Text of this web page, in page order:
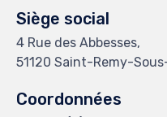
Siège social
4 Rue des Abbesses,
51120 Saint-Remy-
Coordonnées